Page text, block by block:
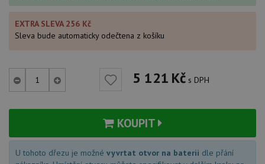
EXTRA SLEVA 256 Kč
Sleva bude automaticky odečtena z košíku
5 121 Kč s DPH
KOUPIT
U tohoto dřezu je možné vyvrtat otvor na baterii dle přání